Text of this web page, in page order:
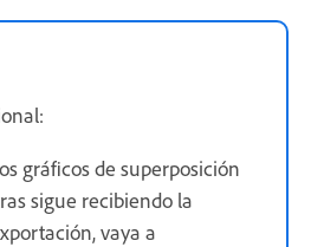
gráficos de superposición
sigue recibiendo la
vaya a